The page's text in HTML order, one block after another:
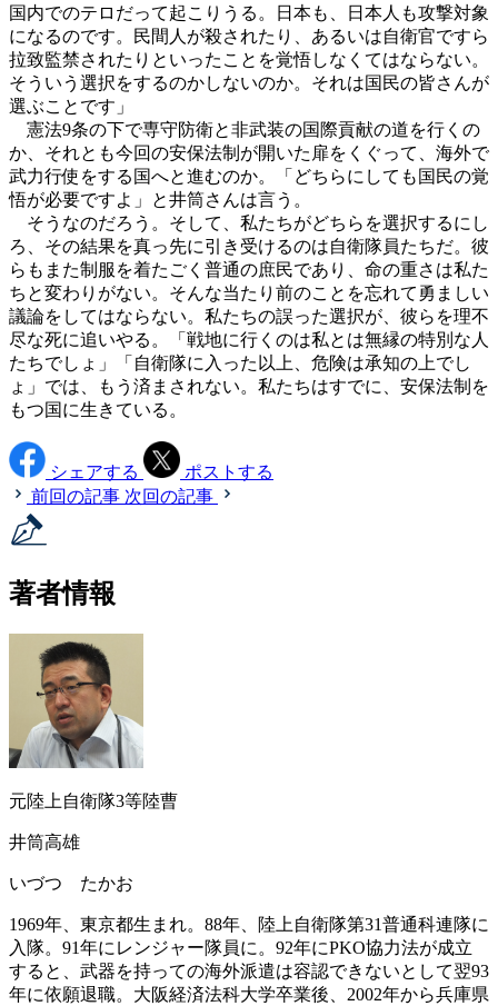
国内でのテロだって起こりうる。日本も、日本人も攻撃対象
になるのです。民間人が殺されたり、あるいは自衛官ですら
拉致監禁されたりといったことを覚悟しなくてはならない。
そういう選択をするのかしないのか。それは国民の皆さんが
選ぶことです」
憲法9条の下で専守防衛と非武装の国際貢献の道を行くの
か、それとも今回の安保法制が開いた扉をくぐって、海外で
武力行使をする国へと進むのか。「どちらにしても国民の覚
悟が必要ですよ」と井筒さんは言う。
そうなのだろう。そして、私たちがどちらを選択するにし
ろ、その結果を真っ先に引き受けるのは自衛隊員たちだ。彼
らもまた制服を着たごく普通の庶民であり、命の重さは私た
ちと変わりがない。そんな当たり前のことを忘れて勇ましい
議論をしてはならない。私たちの誤った選択が、彼らを理不
尽な死に追いやる。「戦地に行くのは私とは無縁の特別な人
たちでしょ」「自衛隊に入った以上、危険は承知の上でし
ょ」では、もう済まされない。私たちはすでに、安保法制を
もつ国に生きている。
シェアする
ポストする
前回の記事 次回の記事
著者情報
元陸上自衛隊3等陸曹
井筒高雄
いづつ たかお
1969年、東京都生まれ。88年、陸上自衛隊第31普通科連隊に
入隊。91年にレンジャー隊員に。92年にPKO協力法が成立
すると、武器を持っての海外派遣は容認できないとして翌93
年に依願退職。大阪経済法科大学卒業後、2002年から兵庫県